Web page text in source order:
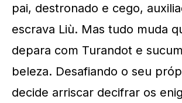
pai, destronado e cego,
escrava Liù. Mas tudo muda
depara com Turandot e
beleza. Desafiando o seu
decide arriscar decifrar os